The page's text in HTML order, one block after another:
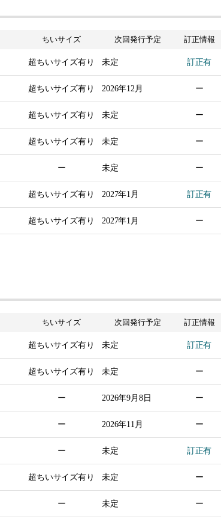
ちいサイズ 次回発行予定 訂正情報
超ちいサイズ有り 未定 訂正有
超ちいサイズ有り 2026年12月 ー
超ちいサイズ有り 未定 ー
超ちいサイズ有り 未定 ー
ー 未定 ー
超ちいサイズ有り 2027年1月 訂正有
超ちいサイズ有り 2027年1月 ー
ちいサイズ 次回発行予定 訂正情報
超ちいサイズ有り 未定 訂正有
超ちいサイズ有り 未定 ー
ー 2026年9月8日 ー
ー 2026年11月 ー
ー 未定 訂正有
超ちいサイズ有り 未定 ー
ー 未定 ー